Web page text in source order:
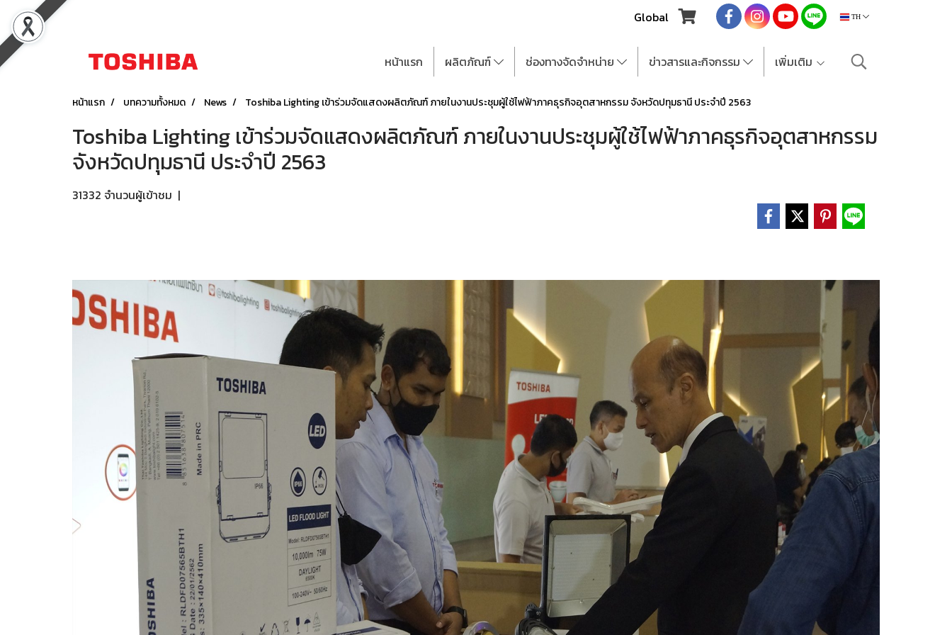
Global TH
หน้าแรก ผลิตภัณฑ์ ช่องทางจัดจำหน่าย ข่าวสารและกิจกรรม เพิ่มเติม
หน้าแรก บทความทั้งหมด News Toshiba Lighting เข้าร่วมจัดแสดงผลิตภัณฑ์ ภายในงานประชุมผู้ใช้ไฟฟ้าภาคธุรกิจอุตสาหกรรม จังหวัดปทุมธานี ประจำปี 2563
Toshiba Lighting เข้าร่วมจัดแสดงผลิตภัณฑ์ ภายในงานประชุมผู้ใช้ไฟฟ้าภาคธุรกิจอุตสาหกรรม
จังหวัดปทุมธานี ประจำปี 2563
31332 จำนวนผู้เข้าชม |